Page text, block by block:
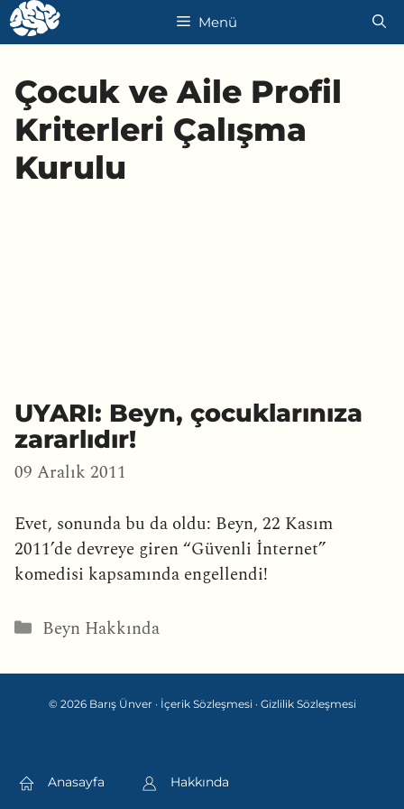
İçeriğe
atla
Menü
Çocuk ve Aile Profil
Kriterleri Çalışma
Kurulu
UYARI: Beyn, çocuklarınıza
zararlıdır!
09 Aralık 2011
Evet, sonunda bu da oldu: Beyn, 22 Kasım
2011’de devreye giren “Güvenli İnternet”
komedisi kapsamında engellendi!
Kategoriler
Beyn Hakkında
© 2026 Barış Ünver · İçerik Sözleşmesi · Gizlilik Sözleşmesi
Anasayfa Hakkında